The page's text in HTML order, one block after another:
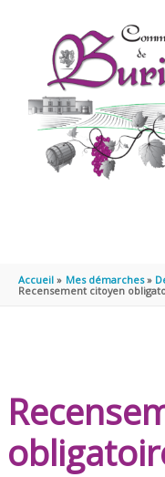
Accueil Mes démarches
Recensement citoyen